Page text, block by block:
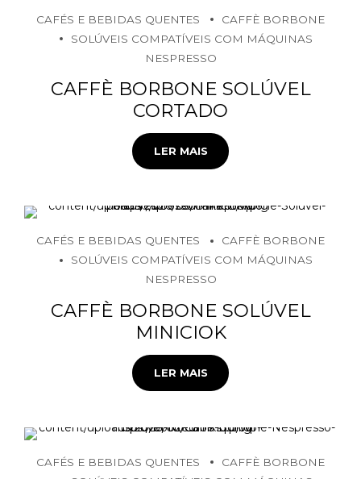
CAFÉS E BEBIDAS QUENTES
CAFFÈ BORBONE
SOLÚVEIS COMPATÍVEIS COM MÁQUINAS
NESPRESSO
CAFFÈ BORBONE SOLÚVEL
CORTADO
LER MAIS
CAFÉS E BEBIDAS QUENTES
CAFFÈ BORBONE
SOLÚVEIS COMPATÍVEIS COM MÁQUINAS
NESPRESSO
CAFFÈ BORBONE SOLÚVEL
MINICIOK
LER MAIS
CAFÉS E BEBIDAS QUENTES
CAFFÈ BORBONE